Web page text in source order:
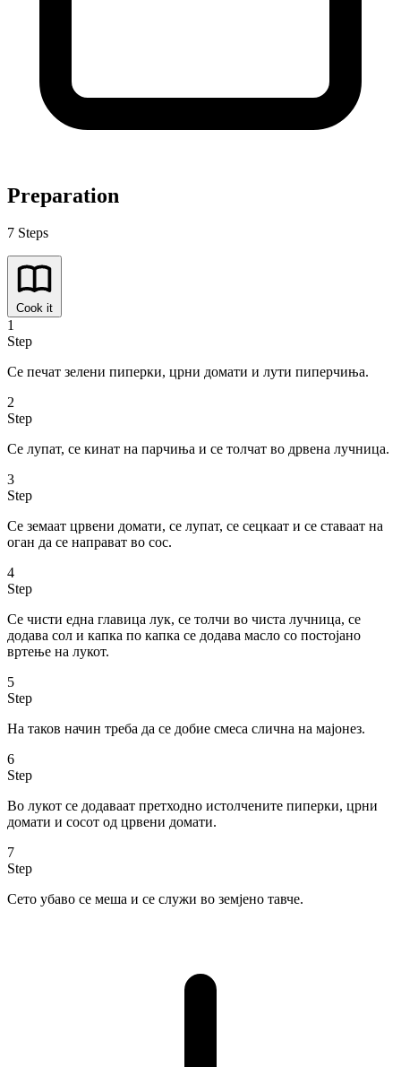
Preparation
7 Steps
Cook it
1
Step
Се печат зелени пиперки, црни домати и лути пиперчиња.
2
Step
Се лупат, се кинат на парчиња и се толчат во дрвена лучница.
3
Step
Се земаат црвени домати, се лупат, се сецкаат и се ставаат на
оган да се направат во сос.
4
Step
Се чисти една главица лук, се толчи во чиста лучница, се
додава сол и капка по капка се додава масло со постојано
вртење на лукот.
5
Step
На таков начин треба да се добие смеса слична на мајонез.
6
Step
Во лукот се додаваат претходно истолчените пиперки, црни
домати и сосот од црвени домати.
7
Step
Сето убаво се меша и се служи во земјено тавче.